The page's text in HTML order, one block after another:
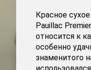
Красное
Pauillac
относится к
особенно
знаменитого